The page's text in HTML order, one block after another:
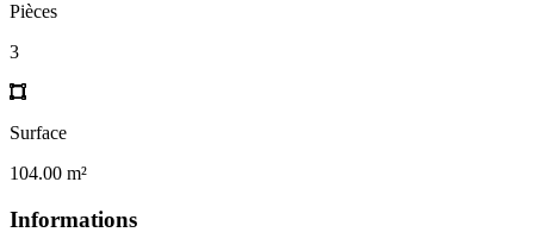
Pièces
3
Surface
104.00 m²
Informations